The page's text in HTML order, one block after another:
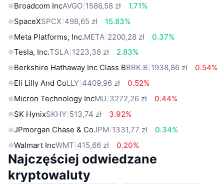
Broadcom IncAVGO 1586,58 zł
1.71%
SpaceXSPCX 498,65 zł
15.83%
Meta Platforms, Inc.META 2200,28 zł
0.37%
Tesla, Inc.TSLA 1223,38 zł
2.83%
Berkshire Hathaway Inc Class BBRK.B 1938,86 zł
0.54%
Eli Lilly And CoLLY 4409,96 zł
0.52%
Micron Technology IncMU 3272,26 zł
0.44%
SK HynixSKHY 513,74 zł
3.92%
JPmorgan Chase & CoJPM 1331,77 zł
0.34%
Walmart IncWMT 415,66 zł 0.20%
Najczęściej odwiedzane
kryptowaluty